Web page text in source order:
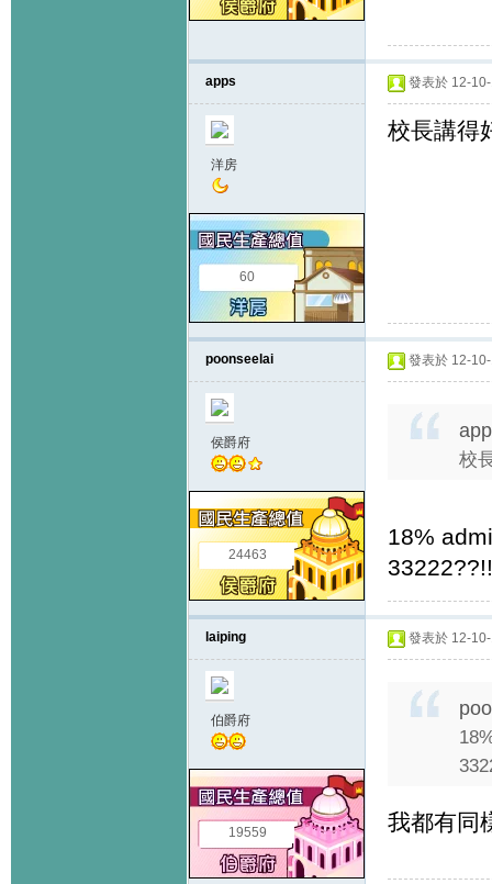
apps
洋房
60
發表於 12-
校長講得
poonseelai
侯爵府
24463
發表於 12-
校
18%
laiping
伯爵府
19559
發表於 12-
我都有同